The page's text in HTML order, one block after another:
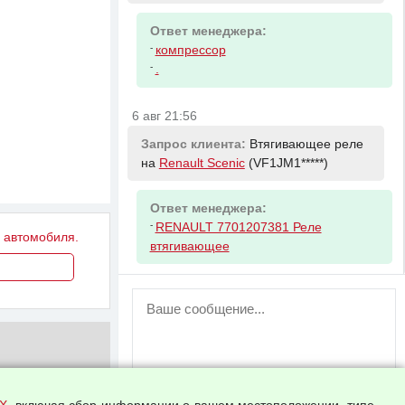
автомобиля.
Ответ менеджера:
- компрессор
-
6 авг 21:56
Запрос клиента: Втягивающее реле
на Renault Scenic(VF1JM1*****)
Ответ менеджера:
- RENAULT 7701207381 Реле
втягивающее
ВНИМАНИЕ!
пользователей временно отключена!
аккаунт.